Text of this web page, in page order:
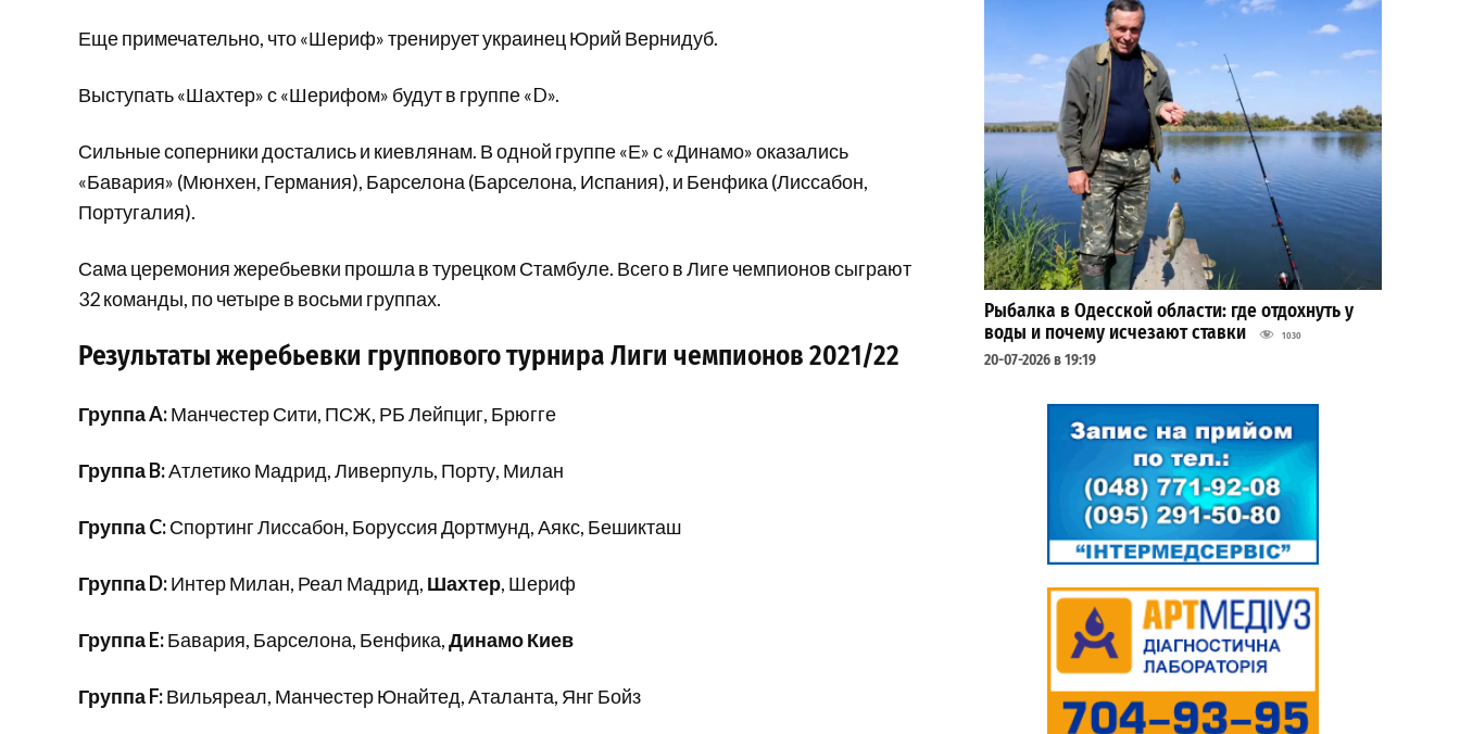
Еще примечательно, что «Шериф» тренирует украинец Юрий Вернидуб.
Выступать «Шахтер» с «Шерифом» будут в группе «D».
Сильные соперники достались и киевлянам. В одной группе «Е» с «Динамо» оказались
«Бавария» (Мюнхен, Германия), Барселона (Барселона, Испания), и Бенфика (Лиссабон,
Португалия).
Сама церемония жеребьевки прошла в турецком Стамбуле. Всего в Лиге чемпионов сыграют
32 команды, по четыре в восьми группах.
Результаты жеребьевки группового турнира Лиги чемпионов 2021/22
Группа A:Манчестер Сити, ПСЖ, РБ Лейпциг, Брюгге
Группа B:Атлетико Мадрид, Ливерпуль, Порту, Милан
Группа C:Спортинг Лиссабон, Боруссия Дортмунд, Аякс, Бешикташ
Группа D:Интер Милан, Реал Мадрид, Шахтер, Шериф
Группа E:Бавария, Барселона, Бенфика,Динамо Киев
Группа F:Вильяреал, Манчестер Юнайтед, Аталанта, Янг Бойз
Рыбалка в Одесской области: где отдохнуть у
воды и почему исчезают ставки
1030
20-07-2026 в 19:19